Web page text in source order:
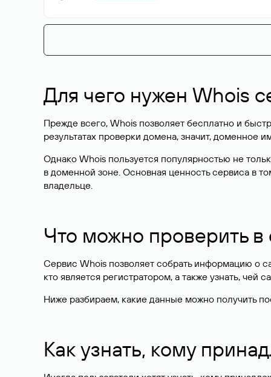
Для чего нужен Whois
Прежде всего, Whois позволяет бесплатно и
результатах проверки домена, значит,
Однако Whois пользуется популярностью не
в доменной зоне. Основная ценность сервиса в
владельце.
Что можно проверить
Сервис Whois позволяет собрать информацию о
кто является регистратором, а также узнать, чей
Ниже разбираем, какие данные можно получить
Как узнать, кому